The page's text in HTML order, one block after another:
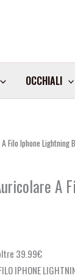
OCCHIALI
Filo Iphone Lightning
A
39.99€
IPHONE